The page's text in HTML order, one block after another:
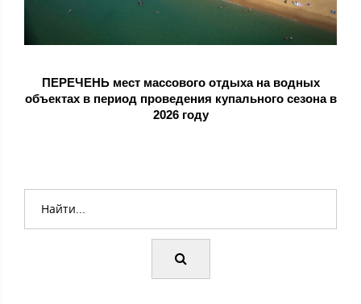
ПЕРЕЧЕНЬ мест массового отдыха на водных
объектах в период проведения купального сезона в
2026 году